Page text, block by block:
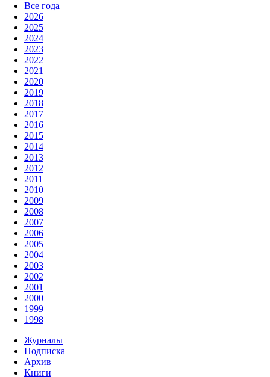
Все года
2026
2025
2024
2023
2022
2021
2020
2019
2018
2017
2016
2015
2014
2013
2012
2011
2010
2009
2008
2007
2006
2005
2004
2003
2002
2001
2000
1999
1998
Журналы
Подписка
Архив
Книги